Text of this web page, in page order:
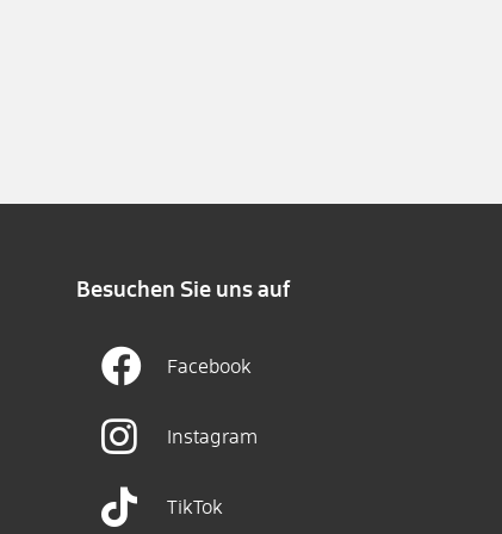
Besuchen Sie uns auf
Facebook
Instagram
TikTok